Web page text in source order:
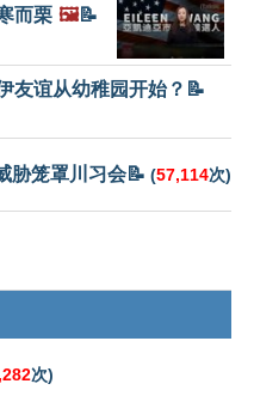
而栗 🖼️📝
友谊从幼稚园开始？📝
胁笼罩川习会📝 (57,114次)
次)